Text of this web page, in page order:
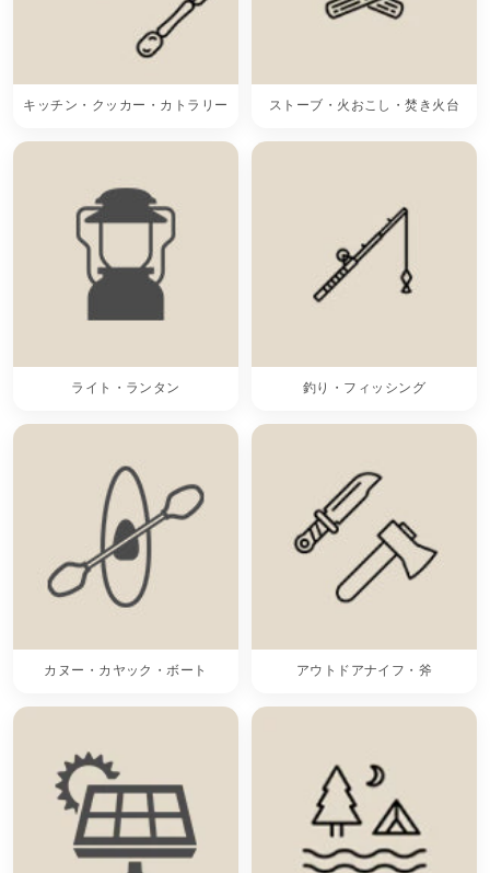
キッチン・クッカー・カトラリー ストーブ・火おこし・焚き火台
ライト・ランタン 釣り・フィッシング
カヌー・カヤック・ボート アウトドアナイフ・斧